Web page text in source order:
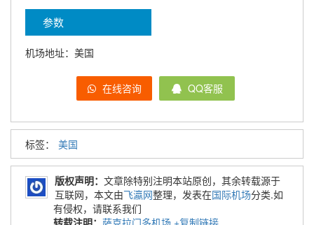
参数
机场地址：美国
在线咨询 QQ客服
标签： 美国
版权声明： 文章除特别注明本站原创，其余转载源于
互联网，本文由飞瀛网整理，发表在国际机场分类.如
有侵权，请联系我们
转载注明： 萨克拉门多机场 +复制链接